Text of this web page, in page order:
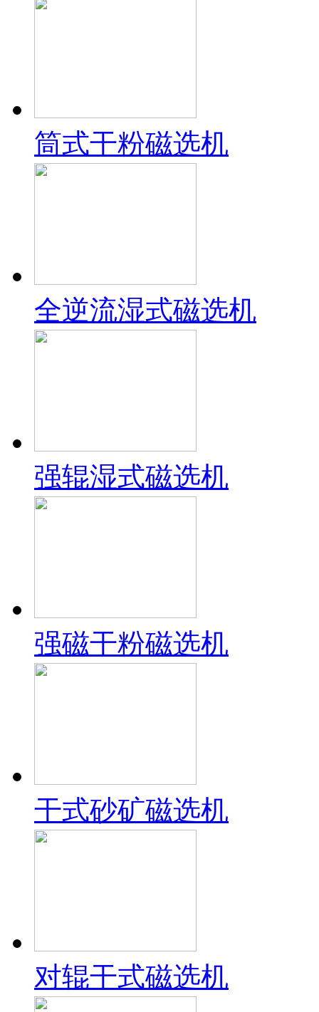
筒式干粉磁选机
全逆流湿式磁选机
强辊湿式磁选机
强磁干粉磁选机
干式砂矿磁选机
对辊干式磁选机